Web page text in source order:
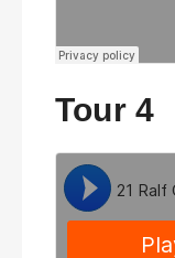
Tour 4